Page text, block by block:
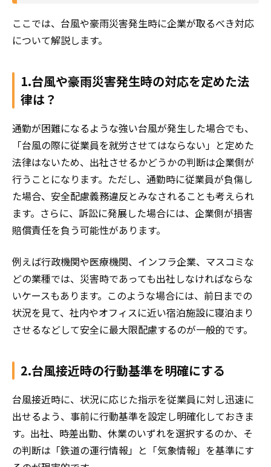
ここでは、台風や豪雨災害発生時に企業が取るべき対応
について解説します。
1.台風や豪雨災害発生時の対応を定めた法
律は？
通勤が困難になるような強い台風が発生した場合でも、
「台風の際に従業員を就労させてはならない」と定めた
法律はないため、出社させるかどうかの判断は企業側が
行うことになります。ただし、通勤時に従業員が負傷し
た場合、安全配慮義務違反とみなされることも考えられ
ます。さらに、訴訟に発展した場合には、企業側が損害
賠償責任を負う可能性があります。
例えば行政機関や医療機関、インフラ企業、マスコミな
どの業種では、災害時であっても出社しなければならな
いケースもあります。このような場合には、前日までの
状況を見て、社内やオフィスに近い宿泊施設に寝泊まり
させるなどして安全に最大限配慮するのが一般的です。
2.台風接近時の行動基準を明確にする
台風接近時に、状況に応じた指示を従業員に対し迅速に
出せるよう、事前に行動基準を設定し明確化しておきま
す。出社、時差出勤、休業のいずれを選択するのか、そ
の判断は「鉄道の運行情報」と「気象情報」を基準にす